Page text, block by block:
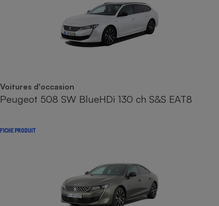
Voitures d'occasion
Peugeot 508 SW BlueHDi 130 ch S&S EAT8
FICHE PRODUIT